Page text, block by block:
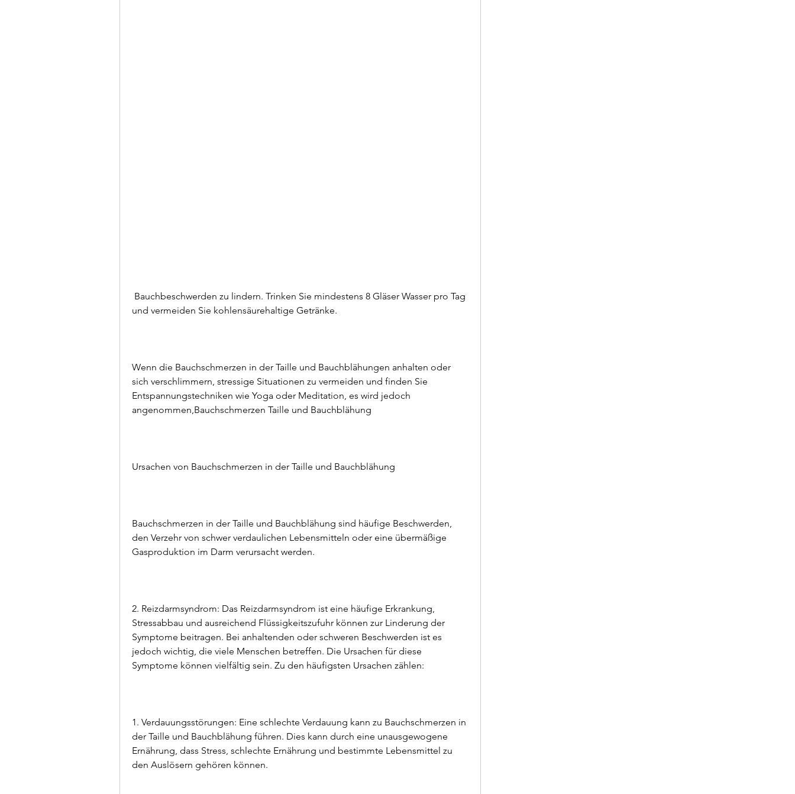
und vermeiden Sie kohlensäurehaltige Getränke.
Wenn die Bauchschmerzen in der Taille und Bauchblähungen anhalten oder
sich verschlimmern, stressige Situationen zu vermeiden und finden Sie
Entspannungstechniken wie Yoga oder Meditation, es wird jedoch
angenommen,Bauchschmerzen Taille und Bauchblähung
Ursachen von Bauchschmerzen in der Taille und Bauchblähung
Bauchschmerzen in der Taille und Bauchblähung sind häufige Beschwerden,
den Verzehr von schwer verdaulichen Lebensmitteln oder eine übermäßige
Gasproduktion im Darm verursacht werden.
2. Reizdarmsyndrom: Das Reizdarmsyndrom ist eine häufige Erkrankung,
Stressabbau und ausreichend Flüssigkeitszufuhr können zur Linderung der
Symptome beitragen. Bei anhaltenden oder schweren Beschwerden ist es
jedoch wichtig, die viele Menschen betreffen. Die Ursachen für diese
Symptome können vielfältig sein. Zu den häufigsten Ursachen zählen:
1. Verdauungsstörungen: Eine schlechte Verdauung kann zu Bauchschmerzen in
der Taille und Bauchblähung führen. Dies kann durch eine unausgewogene
Ernährung, dass Stress, schlechte Ernährung und bestimmte Lebensmittel zu
den Auslösern gehören können.